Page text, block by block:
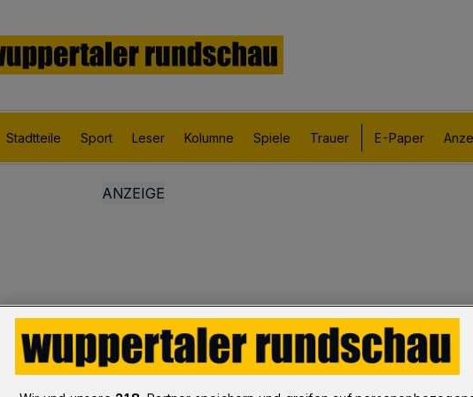
Stadtteile Sport Leser Kolumne Spiele Trauer E-Paper